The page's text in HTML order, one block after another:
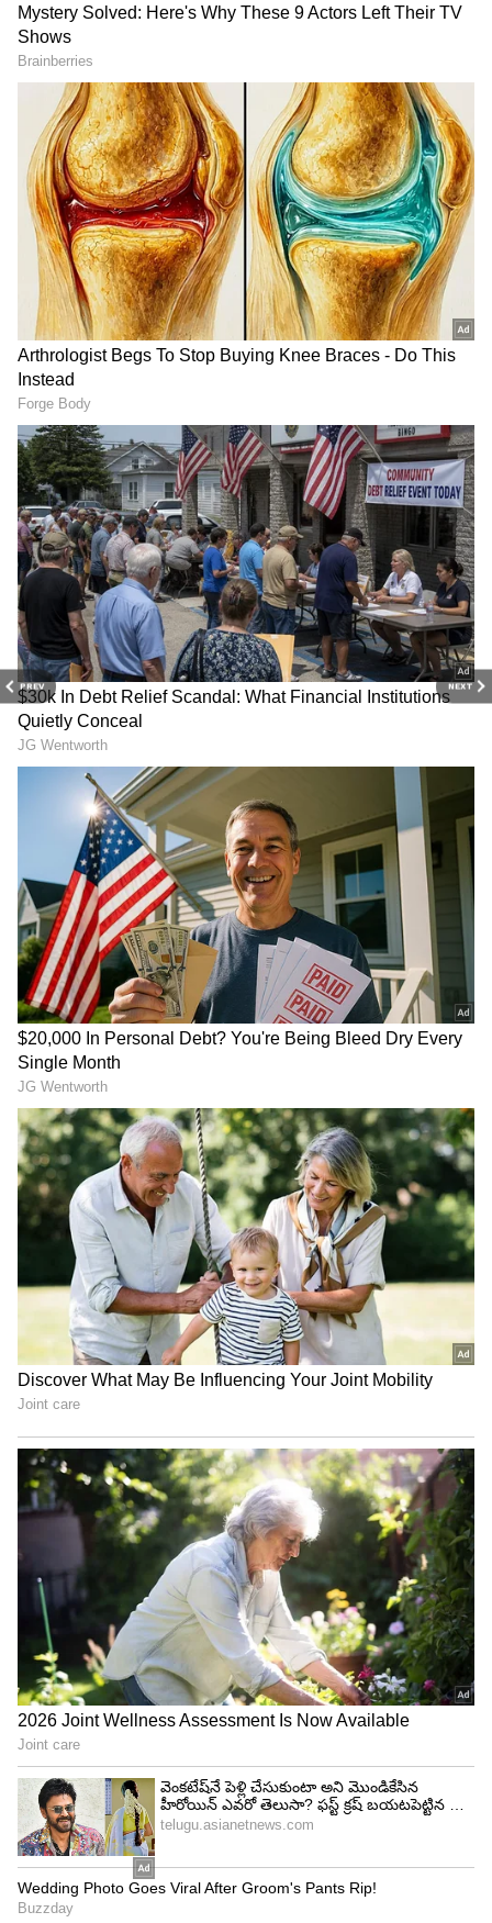
PREV NEXT
Image Credit :Instagram
1. ఆలియా భట్ సినిమా 'ఆల్ఫా'
యశ్‌రాజ్ ఫిలిమ్స్ బ్యానర్‌పై 'ఆల్ఫా' సినిమా
రూపొందుతుంది. ఇది జులై 3న థియేటర్లలో విడుదల
కానుంది. ఇందులో ఆలియా భట్ లీడ్ రోల్‌లో నటిస్తోంది.
ఆమెతో పాటు శర్వరీ వాఘ్ కూడా కనిపించనుంది. శివ
రవాయిల్ దర్శకత్వం వహిస్తున్న ఈ యాక్షన్ థ్రిల్లర్
సినిమాలో బాబీ డియోల్, అనిల్ కపూర్, హృతిక్ రోషన్
కూడా కనిపించబోతున్నారు.
Related Articles
Rajamouli: సినిమా డిజాస్టర్‌, రాజమౌళి పని
అయిపోయింది.. ఆస్తులు అమ్మేందుకు రెడీ అయిన
రమా రాజమౌళి
Sushmita: ఉపాసన చేసే వంటలపై సుస్మిత కొణిదెల
కామెంట్‌.. తన పిల్లలు మాత్రం వదిలిపెట్టరట
3
6
Image Credit :Instagram
2. హుమా ఖురేషి సినిమా 'బేబీ డు డై డు'
హుమా ఖురేషి నటిస్తున్న 'బేబీ డు డై డు' ఒక సస్పెన్స్ థ్రిల్లర్
పాత్రను పోషిస్తోంది. జులై 3న విడుదలవుతున్న ఈ చిత్రానికి
నచికేత్ సమంత్ దర్శకుడు. ఇందులో సికందర్ ఖేర్, చంకీ
పాండే కూడా నటిస్తున్నారు. దీనిపై మంచి
అంచనాలున్నాయి.